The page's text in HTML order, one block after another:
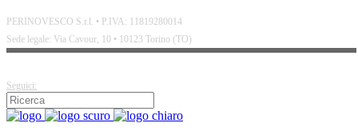
PERINOVESCO S.r.l. • P.IVA: 11819280014
Sede legale: Via Cavour, 10 • 10123 Torino (TO)
Seguici: